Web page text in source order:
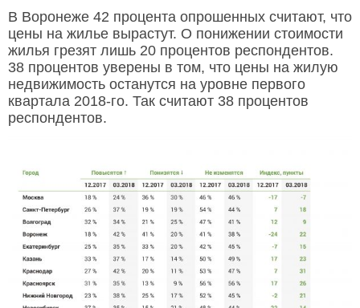
В Воронеже 42 процента опрошенных считают, что
цены на жилье вырастут. О понижении стоимости
жилья грезят лишь 20 процентов респондентов.
38 процентов уверены в том, что цены на жилую
недвижимость останутся на уровне первого
квартала 2018-го. Так считают 38 процентов
респондентов.